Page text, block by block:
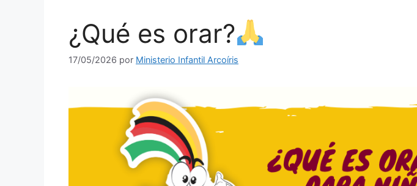
¿Qué es orar?
17/05/2026 por Ministerio Infantil Arcoíris